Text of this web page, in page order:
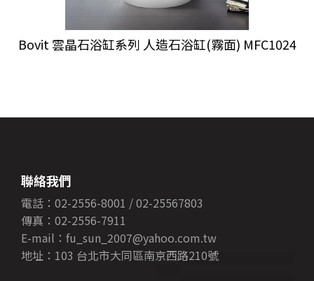
Bovit 雲晶石浴缸系列 人造石浴缸(霧面) MFC1024
聯絡我們
電話：02-2556-8001 / 02-25567803
傳真：02-2556-7911
E-mail：fu_sun_2007@yahoo.com.tw
地址：103 台北市大同區南京西路210號